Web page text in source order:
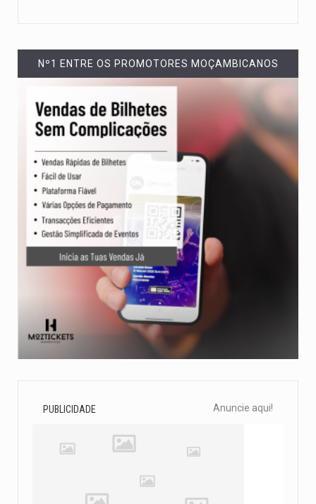
Nº1 ENTRE OS PROMOTORES MOÇAMBICANOS
PUBLICIDADE Anuncie aqui!